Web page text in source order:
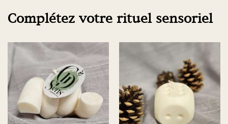
Complétez votre rituel sensoriel